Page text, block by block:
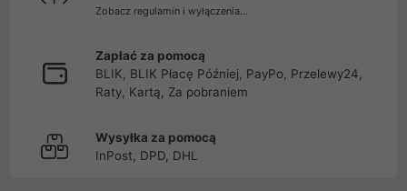
Zobacz regulamin i wyłączenia...
Zapłać za pomocą
BLIK, BLIK Płacę Później, PayPo, Przelewy24,
Raty, Kartą, Za pobraniem
Wysyłka za pomocą
InPost, DPD, DHL